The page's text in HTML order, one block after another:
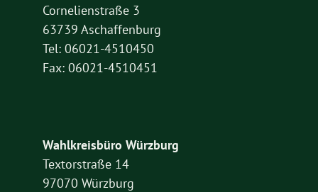
Cornelienstraße 3
63739 Aschaffenburg
Tel: 06021-4510450
Fax: 06021-4510451
Wahlkreisbüro Würzburg
Textorstraße 14
97070 Würzburg